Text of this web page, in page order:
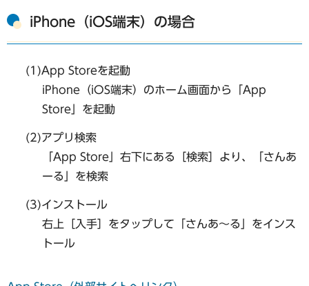
iPhone（iOS端末）の場合
(1)App Storeを起動
iPhone（iOS端末）のホーム画面から「App
Store」を起動
(2)アプリ検索
「App Store」右下にある［検索］より、「さんあ
ーる」を検索
(3)インストール
右上［入手］をタップして「さんあ～る」をインス
トール